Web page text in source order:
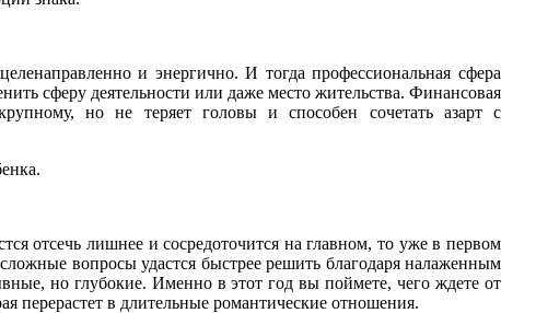
и энергично. И тогда профессиональная сфера
сферу деятельности или даже место жительства. Финансовая
но не теряет головы и способен сочетать азарт с
отсечь лишнее и сосредоточится на главном, то уже в первом
вопросы удастся быстрее решить благодаря налаженным
но глубокие. Именно в этот год вы поймете, чего ждете от
перерастет в длительные романтические отношения.